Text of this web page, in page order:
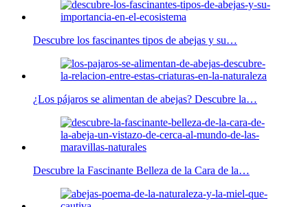
Descubre los fascinantes tipos de abejas y su…
¿Los pájaros se alimentan de abejas? Descubre la…
Descubre la Fascinante Belleza de la Cara de la…